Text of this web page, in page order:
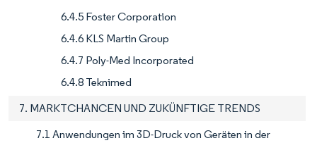
6.4.5 Foster Corporation
6.4.6 KLS Martin Group
6.4.7 Poly-Med Incorporated
6.4.8 Teknimed
7. MARKTCHANCEN UND ZUKÜNFTIGE TRENDS
7.1 Anwendungen im 3D-Druck von Geräten in der